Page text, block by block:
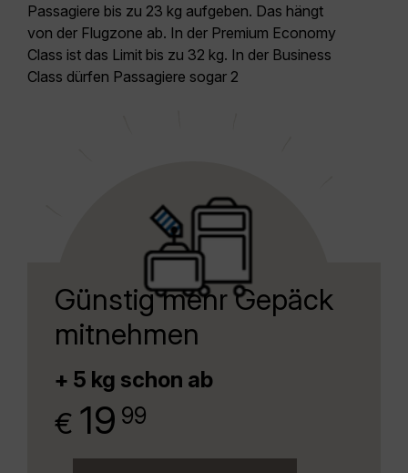
Passagiere bis zu 23 kg aufgeben. Das hängt
von der Flugzone ab. In der Premium Economy
Class ist das Limit bis zu 32 kg. In der Business
Class dürfen Passagiere sogar 2
Günstig mehr Gepäck
mitnehmen
+ 5 kg schon ab
€ 19
.
99